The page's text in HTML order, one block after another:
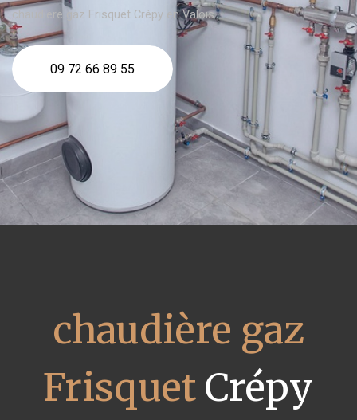
chaudière gaz Frisquet Crépy en Valois
09 72 66 89 55
chaudière gaz
Frisquet Crépy